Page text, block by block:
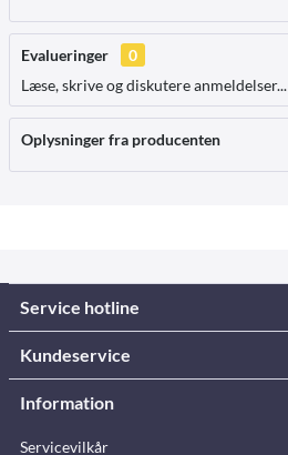
Evalueringer
0
Læse, skrive og diskutere anmeldelser...
Oplysninger fra producenten
Service hotline
Kundeservice
Information
Servicevilkår